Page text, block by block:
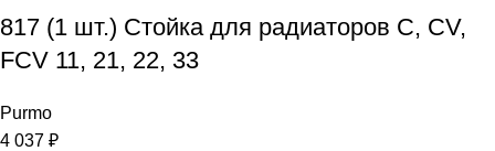
817 (1 шт.) Стойка для радиаторов C, CV,
FCV 11, 21, 22, 33
Purmo
4 037 ₽